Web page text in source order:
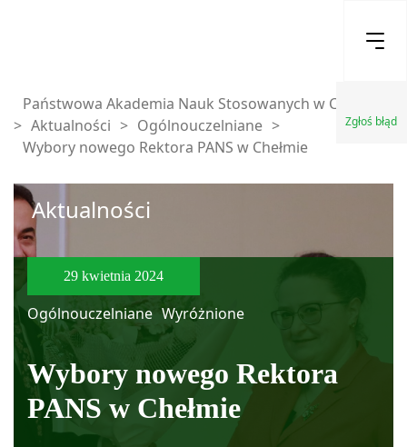
Zgłoś błąd
Państwowa Akademia Nauk Stosowanych w Chełmie
> Aktualności > Ogólnouczelniane >
Wybory nowego Rektora PANS w Chełmie
Aktualności
29 kwietnia 2024
Ogólnouczelniane Wyróżnione
Wybory nowego Rektora
PANS w Chełmie